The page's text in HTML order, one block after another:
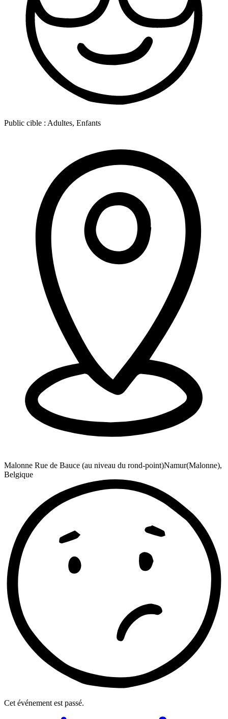
Public cible : Adultes, Enfants
Malonne Rue de Bauce (au niveau du rond-point)Namur(Malonne),
Belgique
Cet événement est passé.